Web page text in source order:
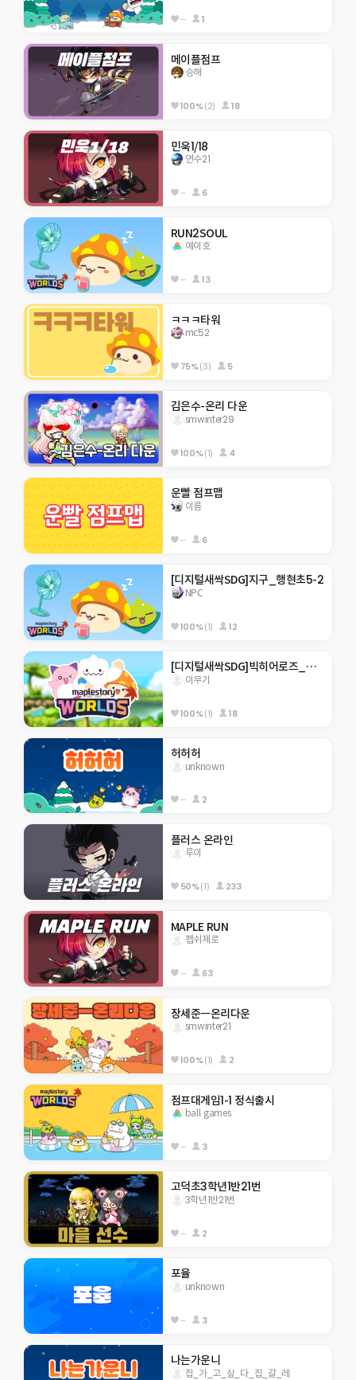
-- 1
메이플점프
승해
100%(2) 18
민욱1/18
연수21
-- 6
RUN2SOUL
예이호
-- 13
ㅋㅋㅋ타워
mc52
75%(3) 5
김은수-온리 다운
smwinter29
100%(1) 4
운빨 점프맵
이름
-- 6
[디지털새싹SDG]지구_행현초5-2
NPC
100%(1) 12
[디지털새싹SDG]빅히어로즈_제주한라대_310호_미래에서 온 점프맵
이무기
100%(1) 18
허허허
unknown
-- 2
플러스 온라인
루이
50%(1) 233
MAPLE RUN
펩쉬제로
-- 63
장세준ㅡ온리다운
smwinter21
100%(1) 2
점프대게임1-1 정식출시
ball games
-- 3
고덕초3학년1반21번
3학년1반21번
-- 2
포율
unknown
-- 3
나는가운니
집_가_고_싶_다_집_갈_레